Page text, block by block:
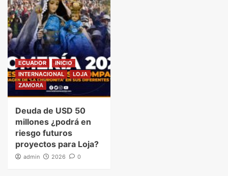
ECUADOR
INICIO
INTERNACIONAL
LOJA
ZAMORA
Deuda de USD 50
millones ¿podrá en
riesgo futuros
proyectos para Loja?
admin 2026 0